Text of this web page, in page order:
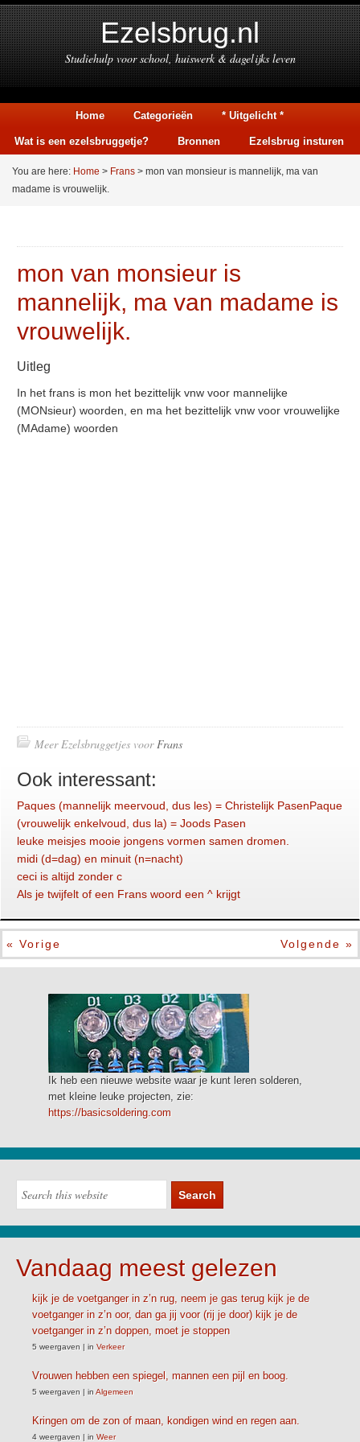
Ezelsbrug.nl
Studiehulp voor school, huiswerk & dagelijks leven
Home Categorieën * Uitgelicht *
Wat is een ezelsbruggetje? Bronnen Ezelsbrug insturen
You are here: Home > Frans > mon van monsieur is mannelijk, ma van
madame is vrouwelijk.
mon van monsieur is
mannelijk, ma van madame is
vrouwelijk.
Uitleg
In het frans is mon het bezittelijk vnw voor mannelijke
(MONsieur) woorden, en ma het bezittelijk vnw voor vrouwelijke
(MAdame) woorden
Meer Ezelsbruggetjes voorFrans
Ook interessant:
Paques (mannelijk meervoud, dus les) = Christelijk PasenPaque
(vrouwelijk enkelvoud, dus la) = Joods Pasen
leuke meisjes mooie jongens vormen samen dromen.
midi (d=dag) en minuit (n=nacht)
ceci is altijd zonder c
Als je twijfelt of een Frans woord een ^ krijgt
« Vorige Volgende »
Ik heb een nieuwe website waar je kunt leren solderen,
met kleine leuke projecten, zie:
https://basicsoldering.com
Vandaag meest gelezen
kijk je de voetganger in z’n rug, neem je gas terug kijk je de
voetganger in z’n oor, dan ga jij voor (rij je door) kijk je de
voetganger in z’n doppen, moet je stoppen
5 weergaven | in Verkeer
Vrouwen hebben een spiegel, mannen een pijl en boog.
5 weergaven | in Algemeen
Kringen om de zon of maan, kondigen wind en regen aan.
4 weergaven | in Weer